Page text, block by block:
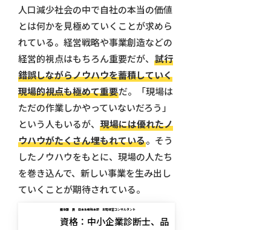
人口減少社会の中で自社の本当の価値
とは何かを見極めていくことが求めら
れている。経営戦略や事業創造などの
経営的視点はもちろん重要だが、 試行
錯誤しながらノウハウを蓄積していく
現場的視点も極めて重要だ。「現場は
ただの作業しかやっていないだろう」
という人もいるが、 現場には優れたノ
ウハウがたくさん埋もれている。そう
したノウハウをもとに、現場の人たち
を巻き込んで、新しい事業を生み出し
ていくことが期待されている。
鍜治田 良 日本生産性本部 主席経営コンサルタント
資格：中小企業診断士、品